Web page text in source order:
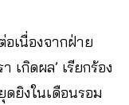
อเนื่องจากฝ่าย
เกิดผล’ เรียกร้อง
ยิงในเดือนรอม